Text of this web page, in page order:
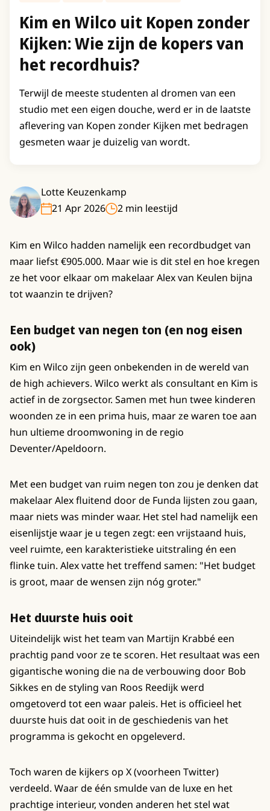
Kim en Wilco uit Kopen zonder
Kijken: Wie zijn de kopers van
het recordhuis?
Terwijl de meeste studenten al dromen van een
studio met een eigen douche, werd er in de laatste
aflevering van Kopen zonder Kijken met bedragen
gesmeten waar je duizelig van wordt.
Lotte Keuzenkamp
21 Apr 2026
2 min leestijd
Kim en Wilco hadden namelijk een recordbudget van
maar liefst €905.000. Maar wie is dit stel en hoe kregen
ze het voor elkaar om makelaar Alex van Keulen bijna
tot waanzin te drijven?
Een budget van negen ton (en nog eisen
ook)
Kim en Wilco zijn geen onbekenden in de wereld van
de high achievers. Wilco werkt als consultant en Kim is
actief in de zorgsector. Samen met hun twee kinderen
woonden ze in een prima huis, maar ze waren toe aan
hun ultieme droomwoning in de regio
Deventer/Apeldoorn.
Met een budget van ruim negen ton zou je denken dat
makelaar Alex fluitend door de Funda lijsten zou gaan,
maar niets was minder waar. Het stel had namelijk een
eisenlijstje waar je u tegen zegt: een vrijstaand huis,
veel ruimte, een karakteristieke uitstraling én een
flinke tuin. Alex vatte het treffend samen: "Het budget
is groot, maar de wensen zijn nóg groter."
Het duurste huis ooit
Uiteindelijk wist het team van Martijn Krabbé een
prachtig pand voor ze te scoren. Het resultaat was een
gigantische woning die na de verbouwing door Bob
Sikkes en de styling van Roos Reedijk werd
omgetoverd tot een waar paleis. Het is officieel het
duurste huis dat ooit in de geschiedenis van het
programma is gekocht en opgeleverd.
Toch waren de kijkers op X (voorheen Twitter)
verdeeld. Waar de één smulde van de luxe en het
prachtige interieur, vonden anderen het stel wat